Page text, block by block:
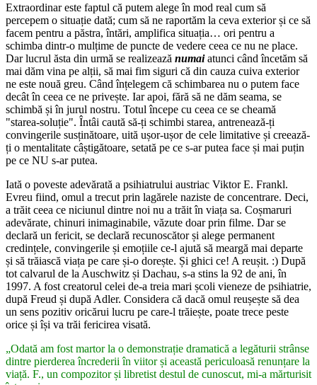
Extraordinar este faptul că putem alege în mod real cum să
percepem o situație dată; cum să ne raportăm la ceva exterior și ce să
facem pentru a păstra, întări, amplifica situația… ori pentru a
schimba dintr-o mulțime de puncte de vedere ceea ce nu ne place.
Dar lucrul ăsta din urmă se realizează numaiatunci când încetăm să
mai dăm vina pe alții, să mai fim siguri că din cauza cuiva exterior
ne este nouă greu. Când înțelegem că schimbarea nu o putem face
decât în ceea ce ne privește. Iar apoi, fără să ne dăm seama, se
schimbă și în jurul nostru. Totul începe cu ceea ce se cheamă
"starea-soluție". Întâi caută să-ți schimbi starea, antrenează-ți
convingerile susținătoare, uită ușor-ușor de cele limitative și creează-
ți o mentalitate câștigătoare, setată pe ce s-ar putea face și mai puțin
pe ce NU s-ar putea.
Iată o poveste adevărată a psihiatrului austriac Viktor E. Frankl.
Evreu fiind, omul a trecut prin lagărele naziste de concentrare. Deci,
a trăit ceea ce niciunul dintre noi nu a trăit în viața sa. Coșmaruri
adevărate, chinuri inimaginabile, văzute doar prin filme. Dar se
declară un fericit, se declară recunoscător și alege permanent
credințele, convingerile și emoțiile ce-l ajută să meargă mai departe
și să trăiască viața pe care și-o dorește. Și ghici ce! A reușit. :) După
tot calvarul de la Auschwitz și Dachau, s-a stins la 92 de ani, în
1997. A fost creatorul celei de-a treia mari școli vieneze de psihiatrie,
după Freud și după Adler. Considera că dacă omul reușește să dea
un sens pozitiv oricărui lucru pe care-l trăiește, poate trece peste
orice și își va trăi fericirea visată.
„Odată am fost martor la o demonstrație dramatică a legăturii strânse
dintre pierderea încrederii în viitor și această periculoasă renunțare la
viață. F., un compozitor și libretist destul de cunoscut, mi-a mărturisit